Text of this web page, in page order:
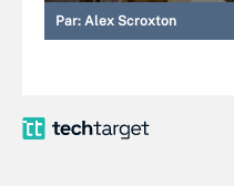
Par: Alex Scroxton